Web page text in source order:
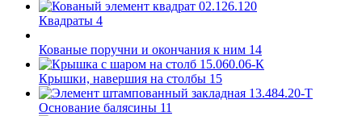
Квадраты 4
Кованые поручни и окончания к ним 14
Крышки, навершия на столбы 15
Основание балясины 11